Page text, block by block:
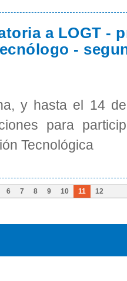
a LOGT -
-
y hasta el 14
para
Tecnológica
6 7 8 9 10 11 12